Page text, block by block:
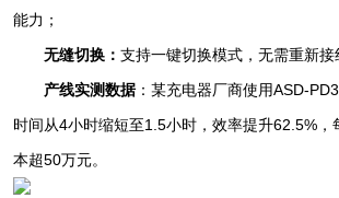
能力；
无缝切换： 支持一键切换模式，无需重新接
产线实测数据：某充电器厂商使用ASD-
时间从4小时缩短至1.5小时，效率提升62.5%，
本超50万元。